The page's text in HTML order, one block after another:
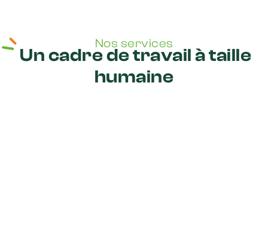
Nos services
Un cadre de travail à taille
humaine